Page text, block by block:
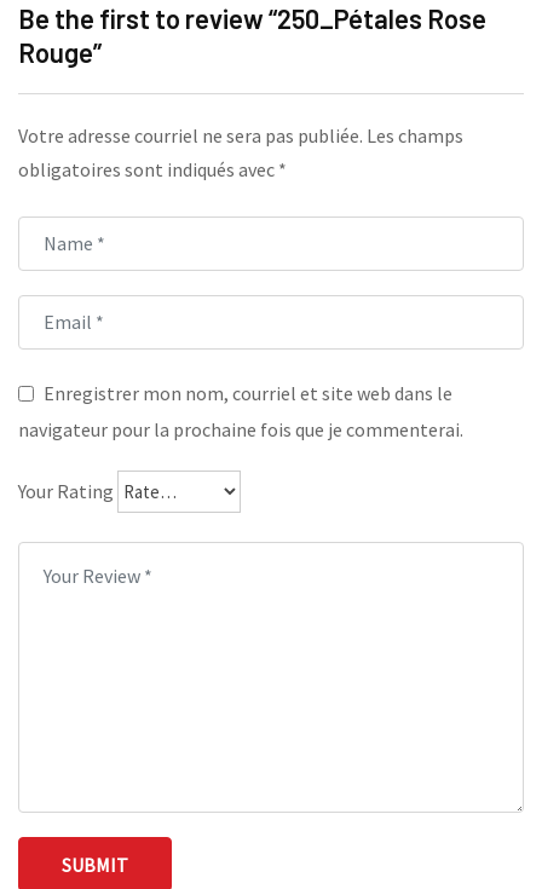
Be the first to review “250_Pétales Rose
Rouge”
Votre adresse courriel ne sera pas publiée. Les champs
obligatoires sont indiqués avec *
Enregistrer mon nom, courriel et site web dans le
navigateur pour la prochaine fois que je commenterai.
Your Rating